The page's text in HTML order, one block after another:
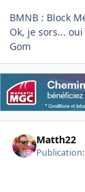
BMNB : Block
Ok, je sors...
Gom
Matth22
Publication: